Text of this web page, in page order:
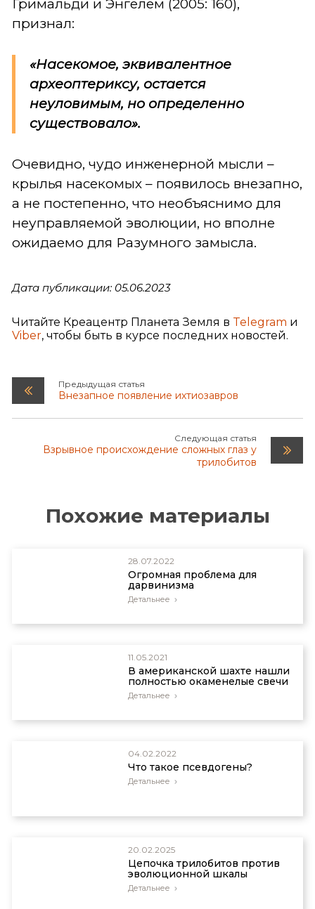
Гримальди и Энгелем (2005: 160),
признал:
«Насекомое, эквивалентное
археоптериксу, остается
неуловимым, но определенно
существовало».
Очевидно, чудо инженерной мысли –
крылья насекомых – появилось внезапно,
а не постепенно, что необъяснимо для
неуправляемой эволюции, но вполне
ожидаемо для Разумного замысла.
Дата публикации: 05.06.2023
Читайте Креацентр Планета Земля в Telegram и
Viber, чтобы быть в курсе последних новостей.
Предыдущая статья
Внезапное появление ихтиозавров
Следующая статья
Взрывное происхождение сложных глаз у
трилобитов
Похожие материалы
28.07.2022
Огромная проблема для
дарвинизма
Детальнее
11.05.2021
В американской шахте нашли
полностью окаменелые свечи
Детальнее
04.02.2022
Что такое псевдогены?
Детальнее
20.02.2025
Цепочка трилобитов против
эволюционной шкалы
Детальнее